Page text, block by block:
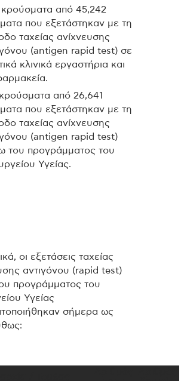
από 45,242
που εξετάστηκαν με τη
ταχείας ανίχνευσης
(antigen rapid test) σε
κλινικά εργαστήρια και
από 26,641
που εξετάστηκαν με τη
ταχείας ανίχνευσης
(antigen rapid test)
του προγράμματος του
Υγείας.
οι εξετάσεις ταχείας
αντιγόνου (rapid test)
προγράμματος του
Υγείας
σήμερα ως